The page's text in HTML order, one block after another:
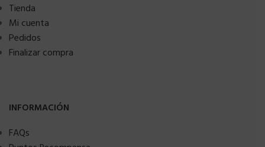
Tienda
Mi cuenta
Pedidos
Finalizar compra
INFORMACIÓN
FAQs